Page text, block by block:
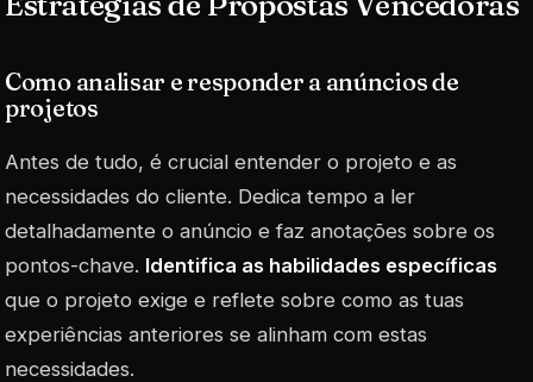
Como analisar e responder a anúncios de
projetos
Antes de tudo, é crucial entender o projeto e as
necessidades do cliente. Dedica tempo a ler
detalhadamente o anúncio e faz anotações sobre os
pontos-chave. Identifica as habilidades específicas
que o projeto exige e reflete sobre como as tuas
experiências anteriores se alinham com estas
necessidades.